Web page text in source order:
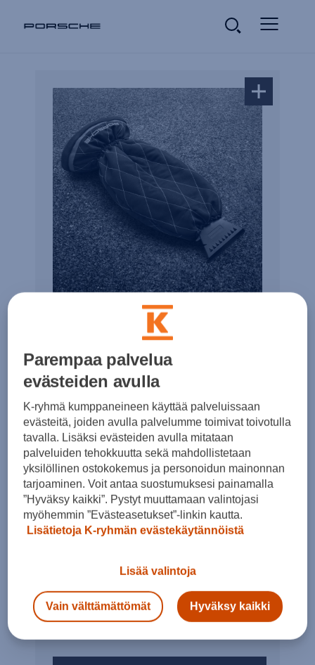
Jääraappa käsineellä
Laadukas jääraappa jään poistamiseen auton
ikkunoista. Käsine suojaa kylmältä ja
kastumiselta. Jääraapan avulla voit myös
puhdistaa tuulilasinpyyhkijät jäästä tai lumesta.
Hinta: 20.81 €
Kappalemäärä
Parempaa palvelua
evästeiden avulla
K-ryhmä kumppaneineen käyttää palveluissaan
evästeitä, joiden avulla palvelumme toimivat toivotulla
tavalla. Lisäksi evästeiden avulla mitataan
palveluiden tehokkuutta sekä mahdollistetaan
yksilöllinen ostokokemus ja personoidun mainonnan
tarjoaminen. Voit antaa suostumuksesi painamalla
”Hyväksy kaikki”. Pystyt muuttamaan valintojasi
myöhemmin ”Evästeasetukset”-linkin kautta.
Lisätietoja K-ryhmän evästekäytännöistä
Lisää valintoja
Vain välttämättömät Hyväksy kaikki